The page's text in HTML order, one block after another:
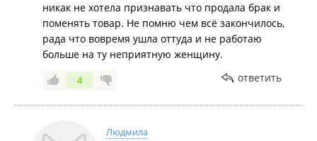
никак не хотела признавать что продала брак и
поменять товар. Не помню чем всё закончилось,
рада что вовремя ушла оттуда и не работаю
больше на ту неприятную женщину.
4 ответить
Людмила